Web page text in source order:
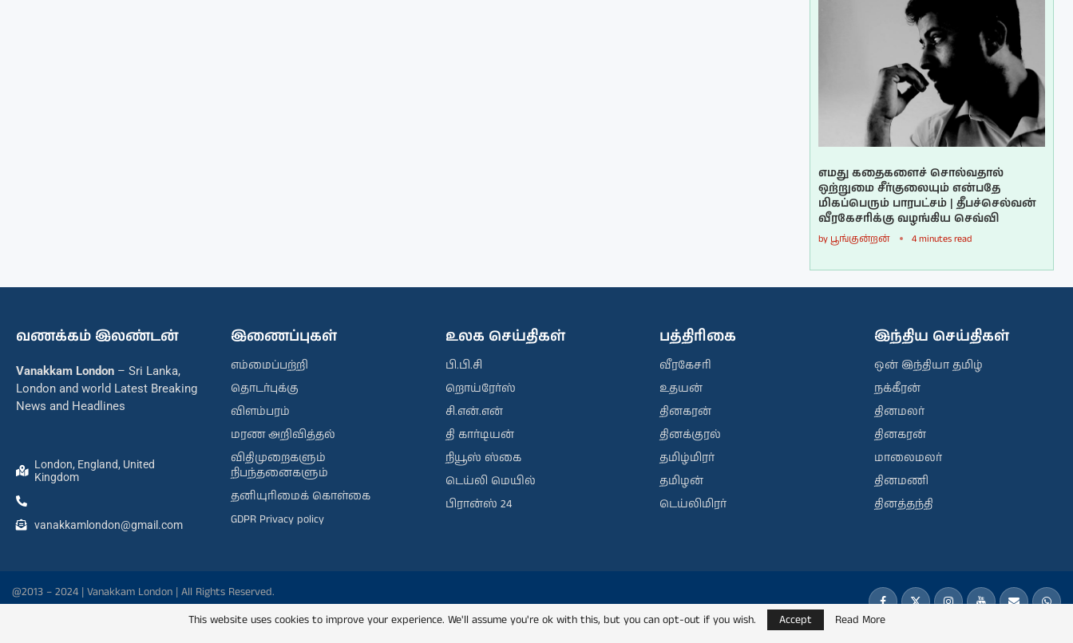
எமது கதைகளைச் சொல்வதால்
ஒற்றுமை சீர்குலையும் என்பதே
மிகப்பெரும் பாரபட்சம் | தீபச்செல்வன்
வீரகேசரிக்கு வழங்கிய செவ்வி
by பூங்குன்றன் 4 minutes read
வணக்கம் இலண்டன்
Vanakkam London – Sri Lanka,
London and world Latest Breaking
News and Headlines
London, England, United
Kingdom
vanakkamlondon@gmail.com
இணைப்புகள்
எம்மைப்பற்றி
தொடர்புக்கு
விளம்பரம்
மரண அறிவித்தல்
விதிமுறைகளும்
நிபந்தனைகளும்
தனியுரிமைக் கொள்கை
GDPR Privacy policy
உலக செய்திகள்
பி.பி.சி
றொய்ரேர்ஸ்
சி.என்.என்
தி கார்டியன்
நியூஸ் ஸ்கை
டெய்லி மெயில்
பிரான்ஸ் 24
பத்திரிகை
வீரகேசரி
உதயன்
தினகரன்
தினக்குரல்
தமிழ்மிரர்
தமிழன்
டெய்லிமிரர்
இந்திய செய்திகள்
ஒன் இந்தியா தமிழ்
நக்கீரன்
தினமலர்
தினகரன்
மாலைமலர்
தினமணி
தினத்தந்தி
@2013 – 2024 | Vanakkam London | All Rights Reserved.
This website uses cookies to improve your experience. We'll assume you're ok with this, but you can opt-out if you wish.
Accept Read More